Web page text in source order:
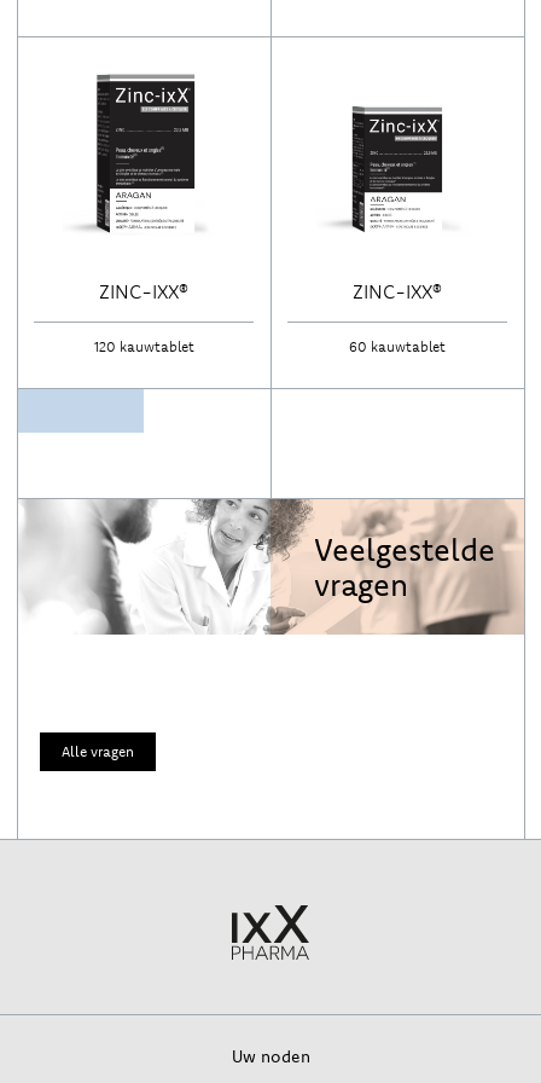
ZINC-IXX®
120 kauwtablet
ZINC-IXX®
60 kauwtablet
Veelgestelde
vragen
Alle vragen
Uw noden